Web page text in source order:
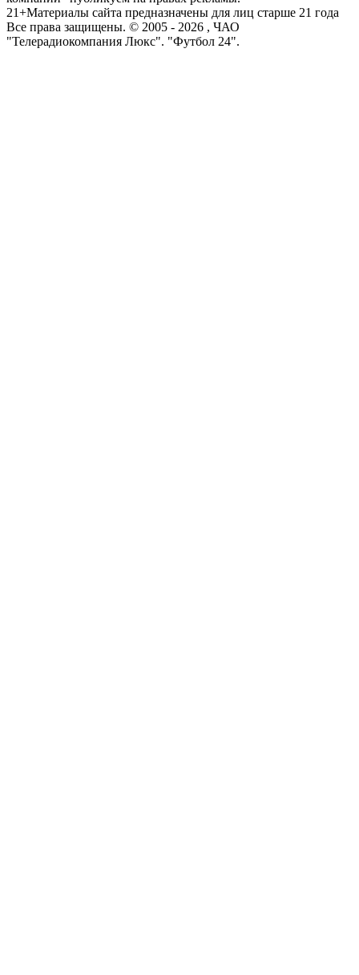
21+Материалы сайта предназначены для лиц старше 21 года
Все права защищены. © 2005 - 2026 , ЧАО
"Телерадиокомпания Люкс". "Футбол 24".